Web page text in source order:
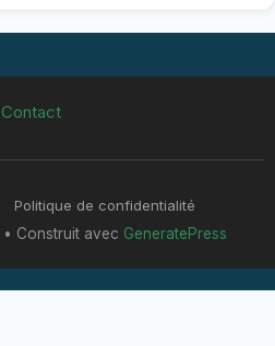
Contact
Politique de confidentialité
• Construit avec GeneratePress